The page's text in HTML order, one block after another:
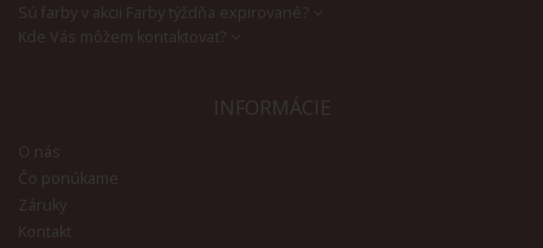
Sú farby v akcii Farby týždňa expirované?
Kde Vás môžem kontaktovať?
INFORMÁCIE
O nás
Čo ponúkame
Záruky
Kontakt